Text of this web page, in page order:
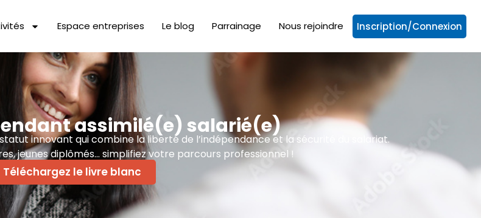
Espace entreprises Le blog Parrainage Nous rejoindre Inscription/Connexion
assimilé(e) salarié(e)
innovant qui combine la liberté de l’indépendance et la sécurité du salariat.
jeunes diplômés… simplifiez votre parcours professionnel !
Téléchargez le livre blanc